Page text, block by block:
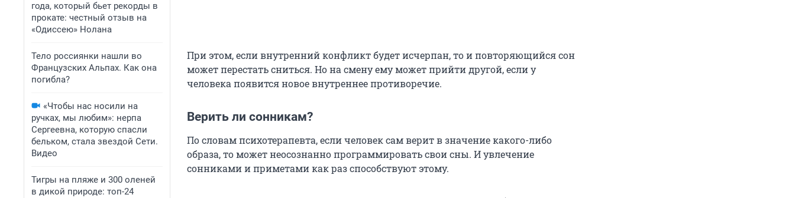
года, который бьет рекорды в
прокате: честный отзыв на
«Одиссею» Нолана
Тело россиянки нашли во
Французских Альпах. Как она
погибла?
«Чтобы нас носили на
ручках, мы любим»: нерпа
Сергеевна, которую спасли
бельком, стала звездой Сети.
Видео
Тигры на пляже и 300 оленей
в дикой природе: топ-24
При этом, если внутренний конфликт будет исчерпан, то и повторяющийся сон
может перестать сниться. Но на смену ему может прийти другой, если у
человека появится новое внутреннее противоречие.
Верить ли сонникам?
По словам психотерапевта, если человек сам верит в значение какого-либо
образа, то может неосознанно программировать свои сны. И увлечение
сонниками и приметами как раз способствуют этому.